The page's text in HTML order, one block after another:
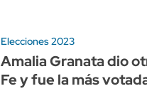
Elecciones 2023
Amalia Granata dio
Fe y fue la más